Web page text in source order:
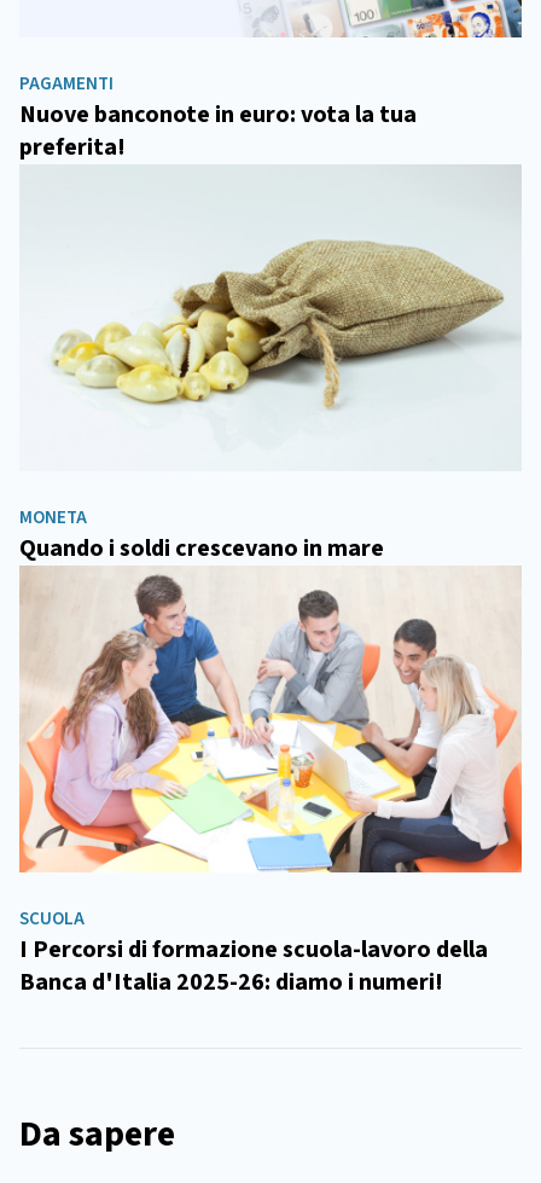
PAGAMENTI
Nuove banconote in euro: vota la tua
preferita!
MONETA
Quando i soldi crescevano in mare
SCUOLA
I Percorsi di formazione scuola-lavoro della
Banca d'Italia 2025-26: diamo i numeri!
Da sapere